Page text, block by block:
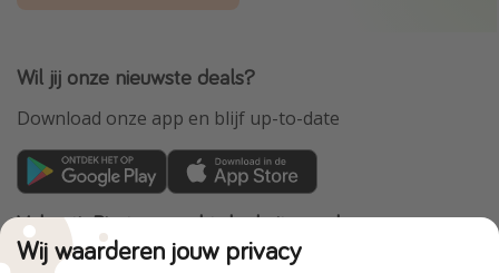
Wil jij onze nieuwste deals?
Download onze app en blijf up-to-date
VakantiePiraten maakt deel uit van de
HolidayPirates Group
Wij waarderen jouw privacy